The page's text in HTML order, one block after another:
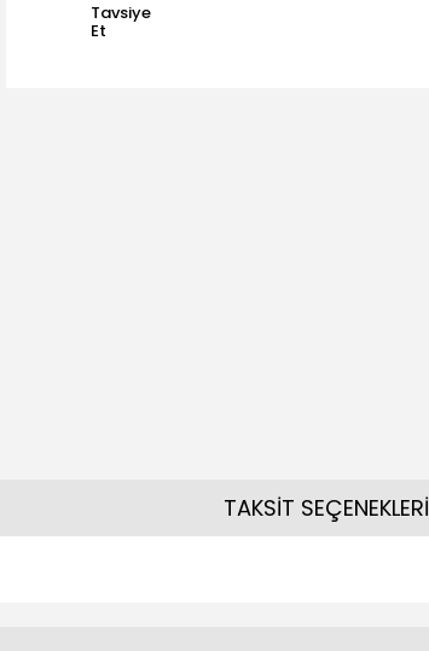
Tavsiye
Et
TAKSİT SEÇENEKLERİ